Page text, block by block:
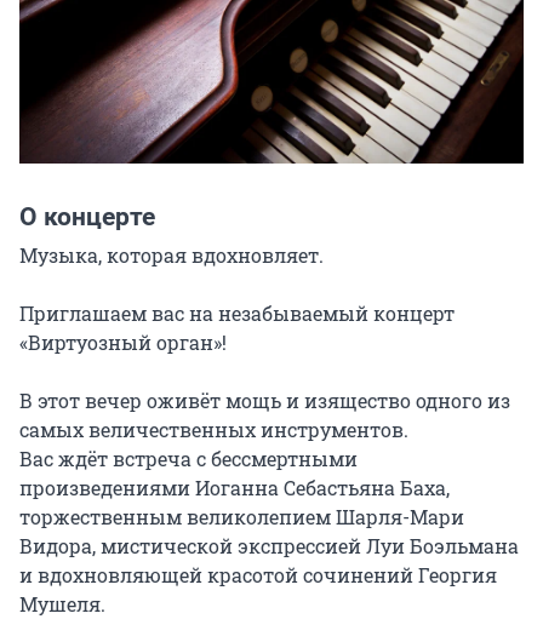
О концерте
Музыка, которая вдохновляет.
Приглашаем вас на незабываемый концерт
«Виртуозный орган»!
В этот вечер оживёт мощь и изящество одного из
самых величественных инструментов.
Вас ждёт встреча с бессмертными
произведениями Иоганна Себастьяна Баха,
торжественным великолепием Шарля-Мари
Видора, мистической экспрессией Луи Боэльмана
и вдохновляющей красотой сочинений Георгия
Мушеля.